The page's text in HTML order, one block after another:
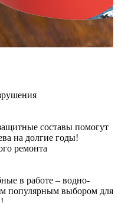
составы помогут
на долгие годы!
ремонта
в работе – водно-
популярным выбором для